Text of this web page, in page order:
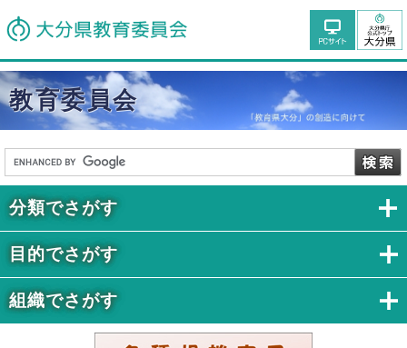
教育委員会
分類でさがす
目的でさがす
組織でさがす